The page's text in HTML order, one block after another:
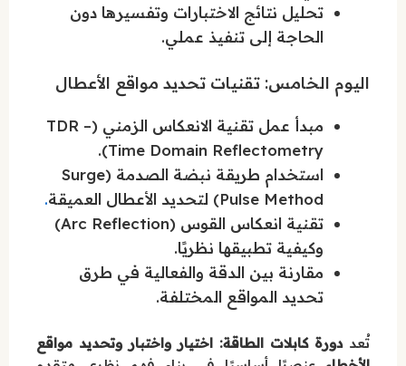
تحليل نتائج الاختبارات وتفسيرها دون
الحاجة إلى تنفيذ عملي.
اليوم الخامس: تقنيات تحديد مواقع الأعطال
مبدأ عمل تقنية الانعكاس الزمني (TDR –
Time Domain Reflectometry).
استخدام طريقة نبضة الصدمة (Surge
Pulse Method) لتحديد الأعطال العميقة
.
تقنية انعكاس القوس (Arc Reflection)
وكيفية تطبيقها نظريًا.
مقارنة بين الدقة والفعالية في طرق
تحديد المواقع المختلفة.
تُعددورة كابلات الطاقة: اختيار واختبار وتحديد مواقع